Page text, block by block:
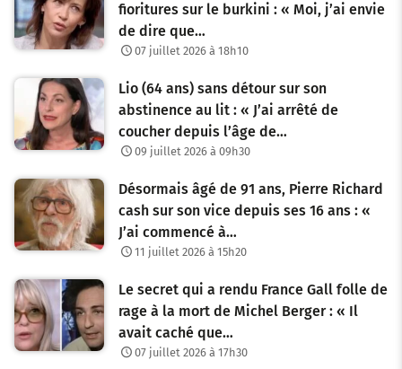
fioritures sur le burkini : « Moi, j’ai envie
de dire que…
07 juillet 2026 à 18h10
Lio (64 ans) sans détour sur son
abstinence au lit : « J’ai arrêté de
coucher depuis l’âge de…
09 juillet 2026 à 09h30
Désormais âgé de 91 ans, Pierre Richard
cash sur son vice depuis ses 16 ans : «
J’ai commencé à…
11 juillet 2026 à 15h20
Le secret qui a rendu France Gall folle de
rage à la mort de Michel Berger : « Il
avait caché que…
07 juillet 2026 à 17h30